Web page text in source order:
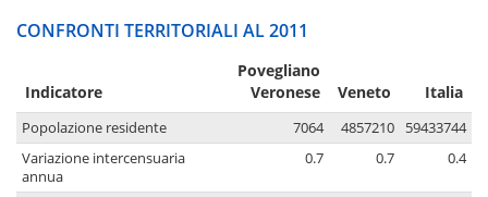
CONFRONTI TERRITORIALI AL 2011
Indicatore
Povegliano
Veronese
Veneto Italia
Popolazione residente 7064 4857210
59433744
Variazione intercensuaria
annua
0.7 0.7 0.4